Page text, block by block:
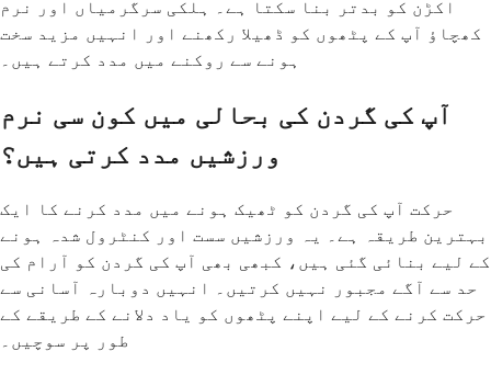
اکڑن کو بدتر بنا سکتا ہے۔ ہلکی سرگرمیاں اور نرم
کھچاؤ آپ کے پٹھوں کو ڈھیلا رکھنے اور انہیں مزید سخت
ہونے سے روکنے میں مدد کرتے ہیں۔
آپ کی گردن کی بحالی میں کون سی نرم
ورزشیں مدد کرتی ہیں؟
حرکت آپ کی گردن کو ٹھیک ہونے میں مدد کرنے کا ایک
بہترین طریقہ ہے۔ یہ ورزشیں سست اور کنٹرول شدہ ہونے
کے لیے بنائی گئی ہیں، کبھی بھی آپ کی گردن کو آرام کی
حد سے آگے مجبور نہیں کرتیں۔ انہیں دوبارہ آسانی سے
حرکت کرنے کے لیے اپنے پٹھوں کو یاد دلانے کے طریقے کے
طور پر سوچیں۔